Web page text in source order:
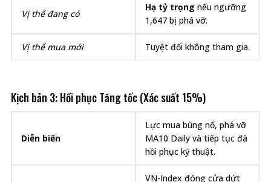
Vị thế đang có
Hạ tỷ trọng nếu ngưỡng
1,647 bị phá vỡ.
Vị thế mua mới Tuyệt đối không tham gia.
Kịch bản 3: Hồi phục Tăng tốc (Xác suất 15%)
Diễn biến
Lực mua bùng nổ, phá vỡ
MA10 Daily và tiếp tục đà
hồi phục kỹ thuật.
VN-Index đóng cửa dứt